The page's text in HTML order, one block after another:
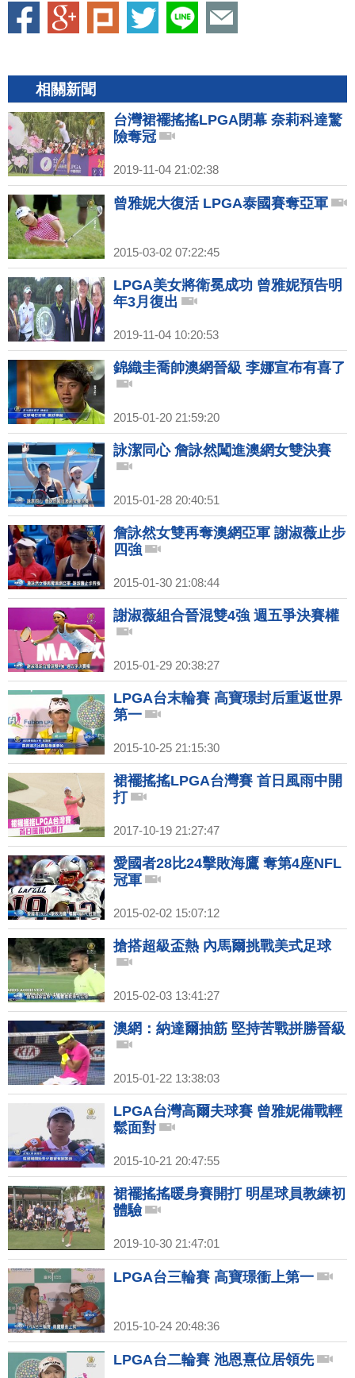
相關新聞
台灣裙襬搖搖LPGA閉幕 奈莉科達驚
險奪冠
2019-11-04 21:02:38
曾雅妮大復活 LPGA泰國賽奪亞軍
2015-03-02 07:22:45
LPGA美女將衛冕成功 曾雅妮預告明
年3月復出
2019-11-04 10:20:53
錦織圭喬帥澳網晉級 李娜宣布有喜了
2015-01-20 21:59:20
詠潔同心 詹詠然闖進澳網女雙決賽
2015-01-28 20:40:51
詹詠然女雙再奪澳網亞軍 謝淑薇止步
四強
2015-01-30 21:08:44
謝淑薇組合晉混雙4強 週五爭決賽權
2015-01-29 20:38:27
LPGA台末輪賽 高寶璟封后重返世界
第一
2015-10-25 21:15:30
裙襬搖搖LPGA台灣賽 首日風雨中開
打
2017-10-19 21:27:47
愛國者28比24擊敗海鷹 奪第4座NFL
冠軍
2015-02-02 15:07:12
搶搭超級盃熱 內馬爾挑戰美式足球
2015-02-03 13:41:27
澳網：納達爾抽筋 堅持苦戰拼勝晉級
2015-01-22 13:38:03
LPGA台灣高爾夫球賽 曾雅妮備戰輕
鬆面對
2015-10-21 20:47:55
裙襬搖搖暖身賽開打 明星球員教練初
體驗
2019-10-30 21:47:01
LPGA台三輪賽 高寶璟衝上第一
2015-10-24 20:48:36
LPGA台二輪賽 池恩熹位居領先